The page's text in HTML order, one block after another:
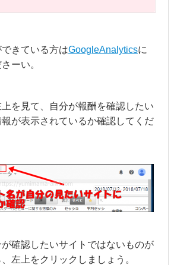
きている方はGoogleAnalyticsに
ーい。
を見て、自分が報酬を確認したい
が表示されているか確認してくだ
確認したいサイトではないものが
左上をクリックしましょう。